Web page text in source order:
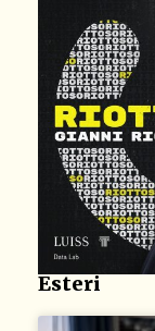
Esteri